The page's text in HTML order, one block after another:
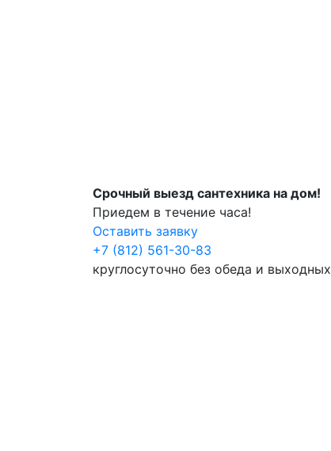
Срочный выезд сантехника на дом!
Приедем в течение часа!
Оставить заявку
+7 (812) 561-30-83
круглосуточно без обеда и выходных